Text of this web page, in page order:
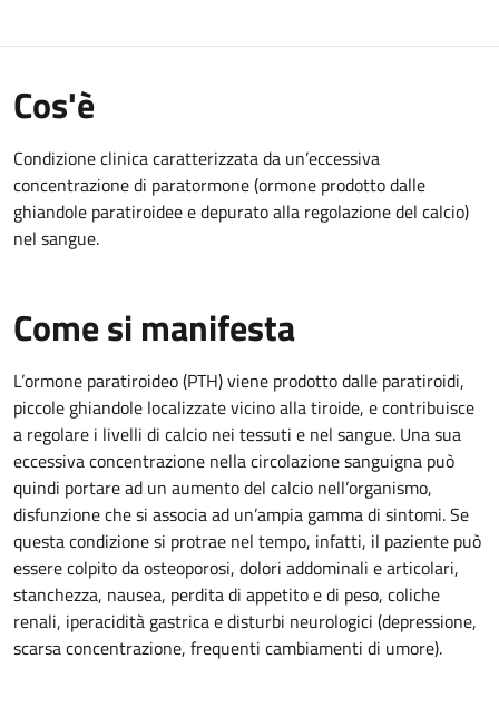
Cos'è
Condizione clinica caratterizzata da un’eccessiva
concentrazione di paratormone (ormone prodotto dalle
ghiandole paratiroidee e depurato alla regolazione del calcio)
nel sangue.
Come si manifesta
L’ormone paratiroideo (PTH) viene prodotto dalle paratiroidi,
piccole ghiandole localizzate vicino alla tiroide, e contribuisce
a regolare i livelli di calcio nei tessuti e nel sangue. Una sua
eccessiva concentrazione nella circolazione sanguigna può
quindi portare ad un aumento del calcio nell’organismo,
disfunzione che si associa ad un’ampia gamma di sintomi. Se
questa condizione si protrae nel tempo, infatti, il paziente può
essere colpito da osteoporosi, dolori addominali e articolari,
stanchezza, nausea, perdita di appetito e di peso, coliche
renali, iperacidità gastrica e disturbi neurologici (depressione,
scarsa concentrazione, frequenti cambiamenti di umore).